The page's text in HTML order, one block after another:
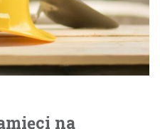
na